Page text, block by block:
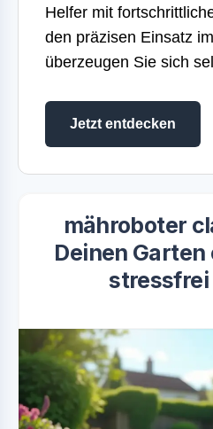
Helfer mit
den präzisen Einsatz
überzeugen Sie sich
Jetzt entdecken
mähroboter
Deinen